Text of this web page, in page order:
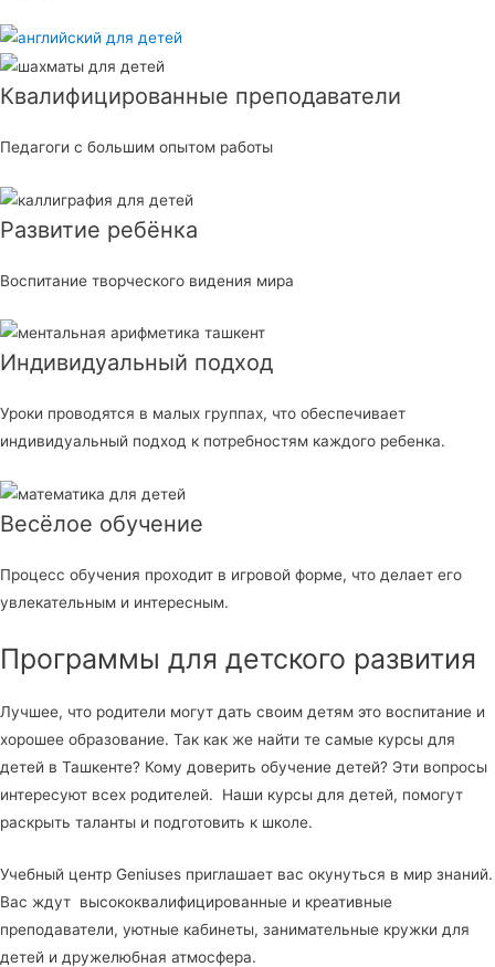
Квалифицированные преподаватели
Педагоги с большим опытом работы
Развитие ребёнка
Воспитание творческого видения мира
Индивидуальный подход
Уроки проводятся в малых группах, что обеспечивает
индивидуальный подход к потребностям каждого ребенка.
Весёлое обучение
Процесс обучения проходит в игровой форме, что делает его
увлекательным и интересным.
Программы для детского развития
Лучшее, что родители могут дать своим детям это воспитание и
хорошее образование. Так как же найти те самые курсы для
детей в Ташкенте? Кому доверить обучение детей? Эти вопросы
интересуют всех родителей. Наши курсы для детей, помогут
раскрыть таланты и подготовить к школе.
Учебный центр Geniuses приглашает вас окунуться в мир знаний.
Вас ждут высококвалифицированные и креативные
преподаватели, уютные кабинеты, занимательные кружки для
детей и дружелюбная атмосфера.